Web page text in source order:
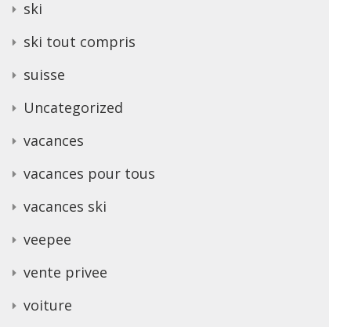
ski
ski tout compris
suisse
Uncategorized
vacances
vacances pour tous
vacances ski
veepee
vente privee
voiture